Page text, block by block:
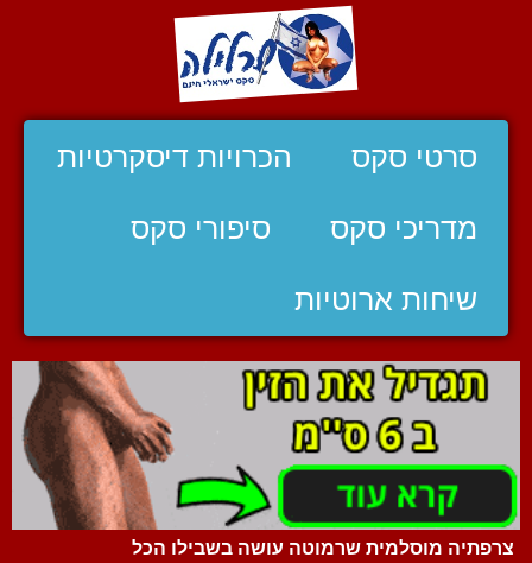
סרטי סקס הכרויות דיסקרטיות
מדריכי סקס סיפורי סקס
שיחות ארוטיות
צרפתיה מוסלמית שרמוטה עושה בשבילו הכל